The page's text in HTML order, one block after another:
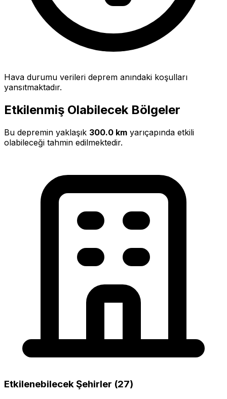
Hava durumu verileri deprem anındaki koşulları
yansıtmaktadır.
Etkilenmiş Olabilecek Bölgeler
Bu depremin yaklaşık 300.0 km yarıçapında etkili
olabileceği tahmin edilmektedir.
Etkilenebilecek Şehirler (27)